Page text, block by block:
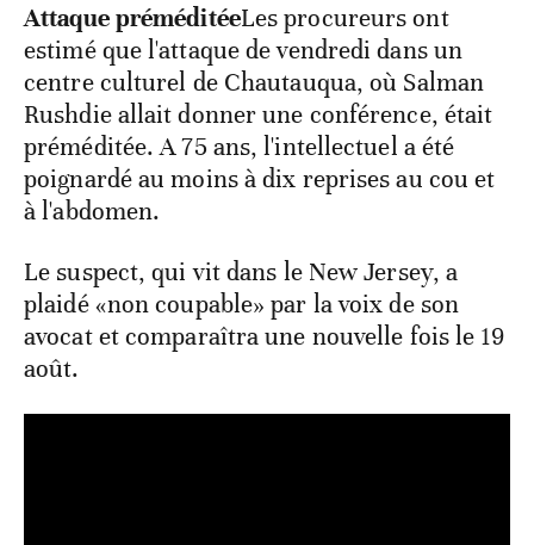
Attaque préméditéeLes procureurs ont
estimé que l'attaque de vendredi dans un
centre culturel de Chautauqua, où Salman
Rushdie allait donner une conférence, était
préméditée. A 75 ans, l'intellectuel a été
poignardé au moins à dix reprises au cou et
à l'abdomen.
Le suspect, qui vit dans le New Jersey, a
plaidé «non coupable» par la voix de son
avocat et comparaîtra une nouvelle fois le 19
août.